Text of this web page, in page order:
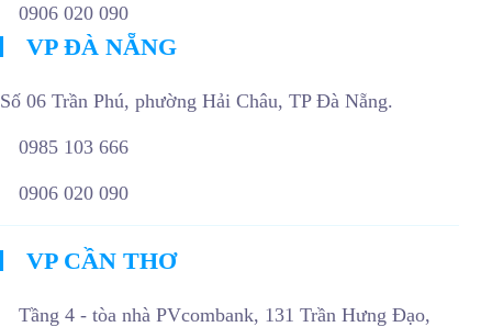
0906 020 090
VP ĐÀ NẴNG
Số 06 Trần Phú, phường Hải Châu, TP Đà Nẵng.
0985 103 666
0906 020 090
VP CẦN THƠ
Tầng 4 - tòa nhà PVcombank, 131 Trần Hưng Đạo,